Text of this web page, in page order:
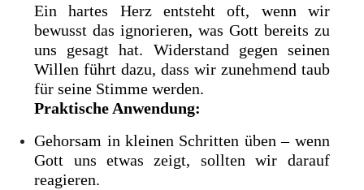
Ein hartes Herz entsteht oft, wenn wir
bewusst das ignorieren, was Gott bereits zu
uns gesagt hat. Widerstand gegen seinen
Willen führt dazu, dass wir zunehmend taub
für seine Stimme werden.
Praktische Anwendung:
Gehorsam in kleinen Schritten üben – wenn
Gott uns etwas zeigt, sollten wir darauf
reagieren.